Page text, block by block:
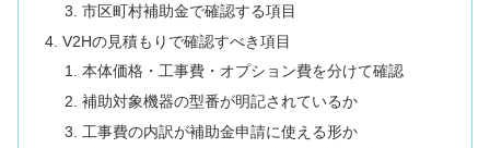
市区町村補助金で確認する項目
V2Hの見積もりで確認すべき項目
本体価格・工事費・オプション費を分けて確認
補助対象機器の型番が明記されているか
工事費の内訳が補助金申請に使える形か